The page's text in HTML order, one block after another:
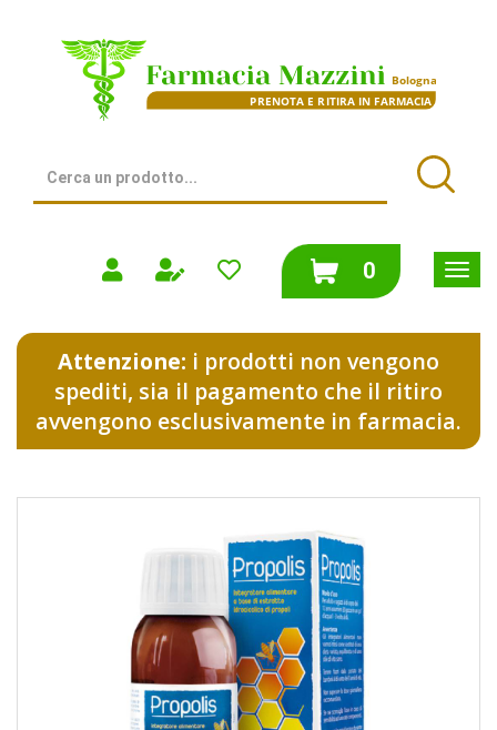
contenuto
Farmacia
Prodotto
0prodotti
inseriti
Attenzione: i prodotti non vengono
spediti, sia il pagamento che il ritiro
avvengono esclusivamente in farmacia.